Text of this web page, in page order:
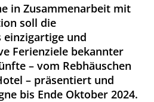
in Zusammenarbeit mit
soll die
einzigartige und
Ferienziele bekannter
– vom Rebhäuschen
– präsentiert und
bis Ende Oktober 2024.